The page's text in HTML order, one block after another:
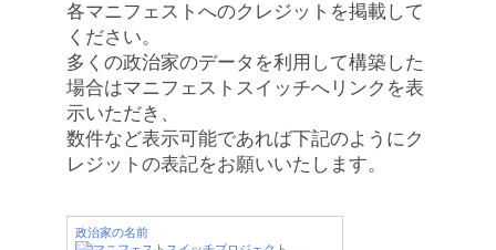
各マニフェストへのクレジットを掲載して
ください。
多くの政治家のデータを利用して構築した
場合はマニフェストスイッチへリンクを表
示いただき、
数件など表示可能であれば下記のようにク
レジットの表記をお願いいたします。
政治家の名前